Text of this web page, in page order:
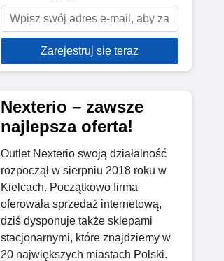
Zarejestruj się teraz
Nexterio – zawsze
najlepsza oferta!
Outlet Nexterio swoją działalność
rozpoczął w sierpniu 2018 roku w
Kielcach. Początkowo firma
oferowała sprzedaż internetową,
dziś dysponuje także sklepami
stacjonarnymi, które znajdziemy w
20 największych miastach Polski.